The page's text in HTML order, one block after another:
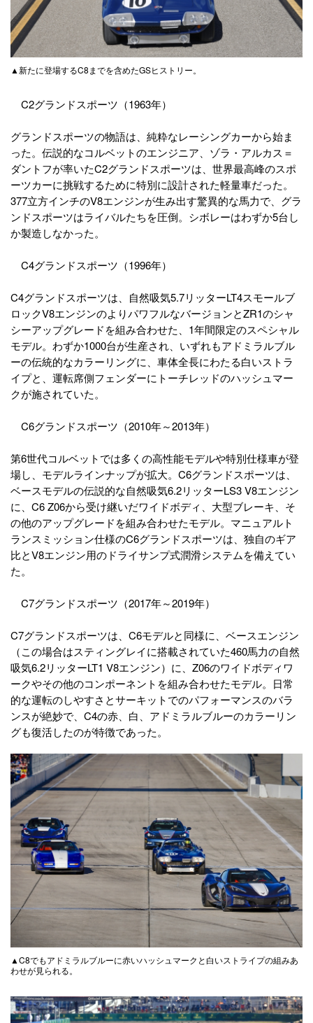
▲新たに登場するC8までを含めたGSヒストリー。
C2グランドスポーツ（1963年）
グランドスポーツの物語は、純粋なレーシングカーから始ま
った。伝説的なコルベットのエンジニア、ゾラ・アルカス＝
ダントフが率いたC2グランドスポーツは、世界最高峰のスポ
ーツカーに挑戦するために特別に設計された軽量車だった。
377立方インチのV8エンジンが生み出す驚異的な馬力で、グラ
ンドスポーツはライバルたちを圧倒。シボレーはわずか5台し
か製造しなかった。
C4グランドスポーツ（1996年）
C4グランドスポーツは、自然吸気5.7リッターLT4スモールブ
ロックV8エンジンのよりパワフルなバージョンとZR1のシャ
シーアップグレードを組み合わせた、1年間限定のスペシャル
モデル。わずか1000台が生産され、いずれもアドミラルブル
ーの伝統的なカラーリングに、車体全長にわたる白いストラ
イプと、運転席側フェンダーにトーチレッドのハッシュマー
クが施されていた。
C6グランドスポーツ（2010年～2013年）
第6世代コルベットでは多くの高性能モデルや特別仕様車が登
場し、モデルラインナップが拡大。C6グランドスポーツは、
ベースモデルの伝説的な自然吸気6.2リッターLS3 V8エンジン
に、C6 Z06から受け継いだワイドボディ、大型ブレーキ、そ
の他のアップグレードを組み合わせたモデル。マニュアルト
ランスミッション仕様のC6グランドスポーツは、独自のギア
比とV8エンジン用のドライサンプ式潤滑システムを備えてい
た。
C7グランドスポーツ（2017年～2019年）
C7グランドスポーツは、C6モデルと同様に、ベースエンジン
（この場合はスティングレイに搭載されていた460馬力の自然
吸気6.2リッターLT1 V8エンジン）に、Z06のワイドボディワ
ークやその他のコンポーネントを組み合わせたモデル。日常
的な運転のしやすさとサーキットでのパフォーマンスのバラ
ンスが絶妙で、C4の赤、白、アドミラルブルーのカラーリン
グも復活したのが特徴であった。
▲C8でもアドミラルブルーに赤いハッシュマークと白いストライプの組みあ
わせが見られる。